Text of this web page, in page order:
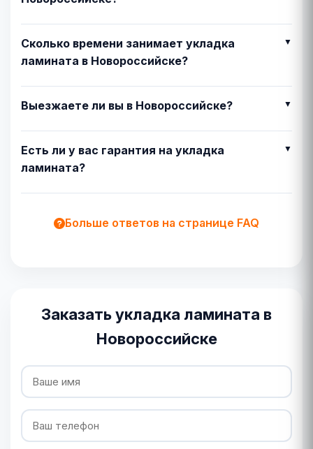
Сколько времени занимает укладка
ламината в Новороссийске?
Выезжаете ли вы в Новороссийске?
Есть ли у вас гарантия на укладка
ламината?
Больше ответов на странице FAQ
Заказать укладка ламината в
Новороссийске